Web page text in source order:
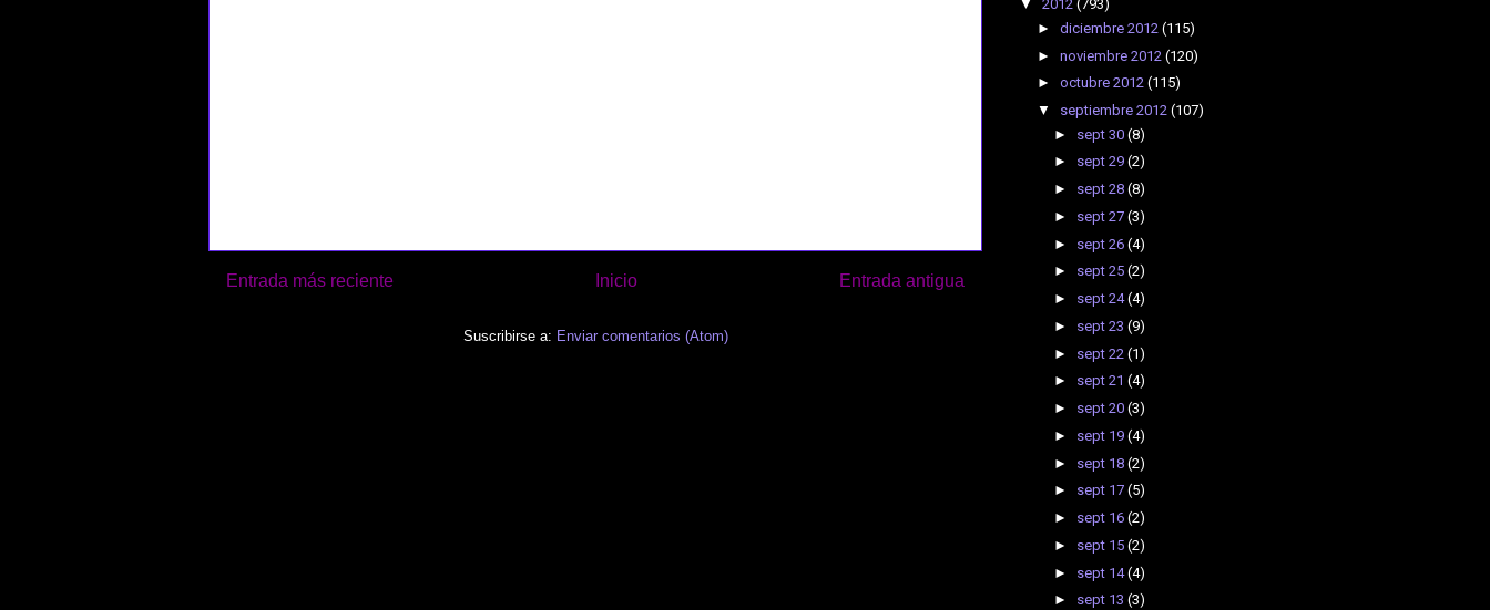
Entrada más reciente Entrada antigua
Inicio
Suscribirse a: Enviar comentarios (Atom)
▼ 2012 (793)
► diciembre 2012 (115)
► noviembre 2012 (120)
► octubre 2012 (115)
▼ septiembre 2012 (107)
► sept 30(8)
► sept 29(2)
► sept 28(8)
► sept 27(3)
► sept 26(4)
► sept 25(2)
► sept 24(4)
► sept 23(9)
► sept 22(1)
► sept 21(4)
► sept 20(3)
► sept 19(4)
► sept 18(2)
► sept 17(5)
► sept 16(2)
► sept 15(2)
► sept 14(4)
► sept 13(3)